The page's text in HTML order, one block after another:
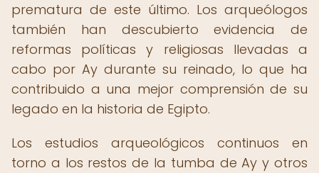
prematura de este último. Los arqueólogos
también han descubierto evidencia de
reformas políticas y religiosas llevadas a
cabo por Ay durante su reinado, lo que ha
contribuido a una mejor comprensión de su
legado en la historia de Egipto.
Los estudios arqueológicos continuos en
torno a los restos de la tumba de Ay y otros